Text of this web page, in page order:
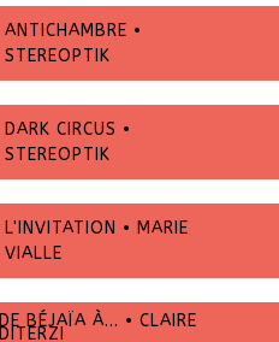
ANTICHAMBRE •
STEREOPTIK
DARK CIRCUS •
STEREOPTIK
L'INVITATION • MARIE
VIALLE
DE BÉJAÏA À... • CLAIRE
DITERZI